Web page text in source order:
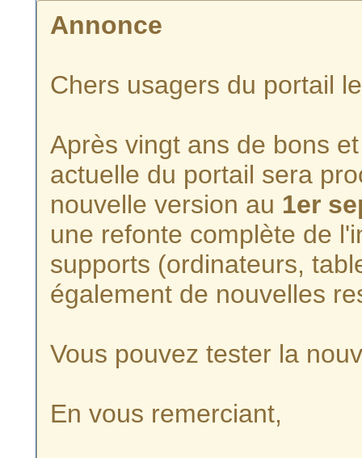
Annonce
Chers usagers du portail
Après vingt ans de bons
actuelle du portail sera
nouvelle version au 1er
une refonte complète de
supports (ordinateurs,
également de nouvelles
Vous pouvez tester la
En vous remerciant,